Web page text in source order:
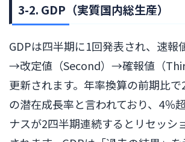
3-2. GDP（実質国内総生産）
GDPは四半期に1回発表され、速報
→改定値（Second）→確報値（
更新されます。年率換算の前期比
の潜在成長率と言われており、4％
ナスが2四半期連続するとリセッシ